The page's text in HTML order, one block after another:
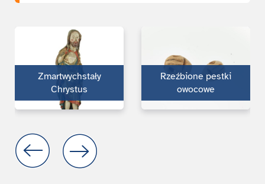
Zmartwychstały
Chrystus
Rzeźbione pestki
owocowe